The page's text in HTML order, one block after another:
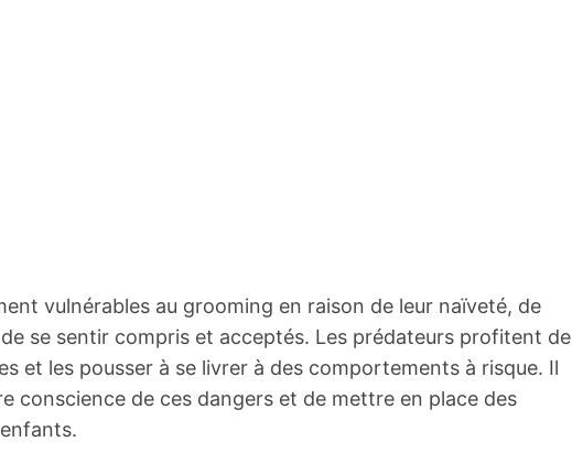
vulnérables au grooming en raison de leur naïveté, de
se sentir compris et acceptés. Les prédateurs profitent de
et les pousser à se livrer à des comportements à risque. Il
conscience de ces dangers et de mettre en place des